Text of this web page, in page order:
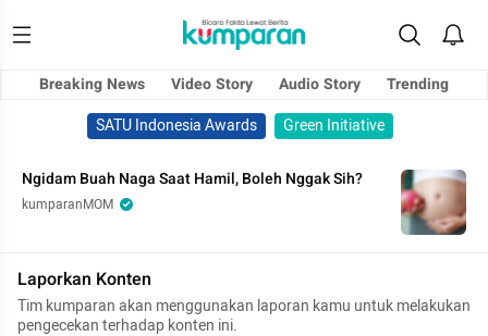
Breaking News Video Story Audio Story
Trending
SATU Indonesia Awards
Green Initiative
Ngidam Buah Naga Saat Hamil, Boleh Nggak Sih?
kumparanMOM
Laporkan Konten
Tim kumparan akan menggunakan laporan kamu untuk melakukan
pengecekan terhadap konten ini.